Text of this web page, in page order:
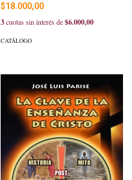
$18.000,00
3cuotas sin interés de$6.000,00
CATÁLOGO